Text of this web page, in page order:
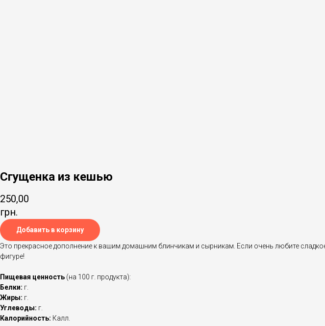
Сгущенка из кешью
250,00
грн.
Добавить в корзину
Это прекрасное дополнение к вашим домашним блинчикам и сырникам. Если очень любите
фигуре!
Пищевая ценность (на 100 г. продукта):
Белки: г.
Жиры: г.
Углеводы: г.
Калорийность: Калл.